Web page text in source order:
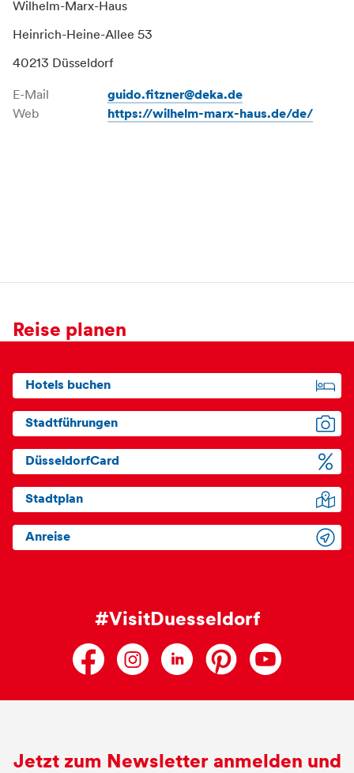
Wilhelm-Marx-Haus
Heinrich-Heine-Allee 53
40213 Düsseldorf
E-Mail
guido.fitzner@deka.de
Web
https://wilhelm-marx-haus.de/de/
Reise planen
Hotels buchen
Stadtführungen
DüsseldorfCard
Stadtplan
Anreise
#VisitDuesseldorf
Jetzt zum Newsletter anmelden und